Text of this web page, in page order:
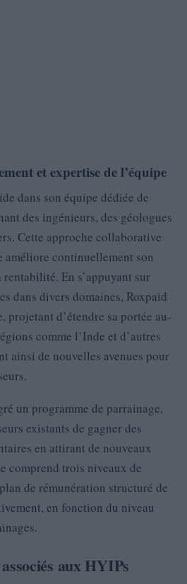
et expertise de l’équipe
dans son équipe dédiée de
des ingénieurs, des géologues
Cette approche collaborative
améliore continuellement son
En s’appuyant sur
dans divers domaines, Roxpaid
projetant d’étendre sa portée au-
comme l’Inde et d’autres
ainsi de nouvelles avenues pour
un programme de parrainage,
existants de gagner des
en attirant de nouveaux
comprend trois niveaux de
de rémunération structuré de
en fonction du niveau
aux HYIPs